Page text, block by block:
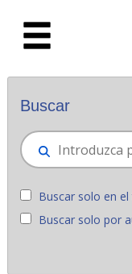
Buscar
Buscar solo en
Buscar solo por